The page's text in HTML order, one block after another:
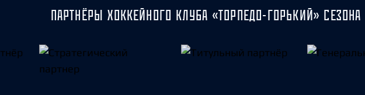
ПАРТНЁРЫ ХОККЕЙНОГО КЛУБА «ТОРПЕДО-ГОРЬКИЙ» СЕЗОНА